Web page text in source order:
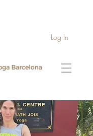
Log In